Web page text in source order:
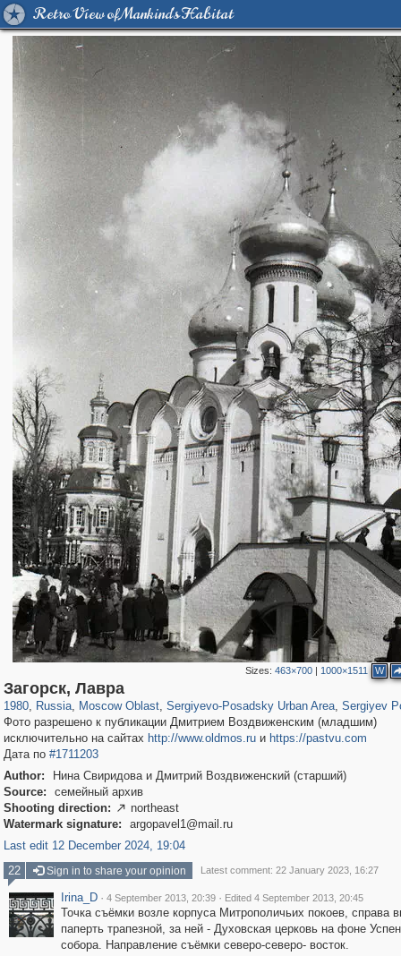
Retro View of Mankind's Habitat
Sizes: 463×700| 1000×1511 W
Загорск, Лавра
1980, Russia
1,407,905
, Moscow Oblast
96,662 1,691
, Sergiyevo-Posadsky Urban Area, Sergiyev
316
Фото разрешено к публикации Дмитрием Воздвиженским (младшим)
исключительно на сайтах http://www.oldmos.ruи https://pastvu.com
Дата по #1711203
Author:
Нина Свиридова и Дмитрий Воздвиженский (старший)
Source:
семейный архив
Shooting direction:  northeast
Watermark signature:
argopavel1@mail.ru
Last edit 12 December 2024, 19:04
22
Sign in to share your opinion Latest comment: 22 January 2023, 16:27
Irina_D · 4 September 2013, 20:39 · Edited 4 September 2013, 20:45
Точка съёмки возле корпуса Митрополичьих покоев, справа
паперть трапезной, за ней - Духовская церковь на фоне
собора. Направление съёмки северо-северо- восток.